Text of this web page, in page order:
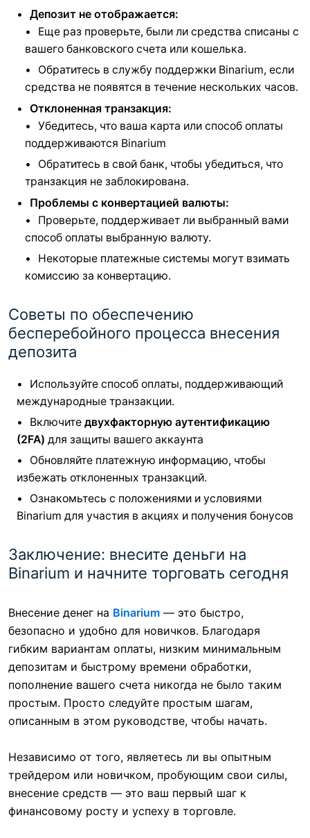
Депозит не отображается:
Еще раз проверьте, были ли средства списаны с
вашего банковского счета или кошелька.
Обратитесь в службу поддержки Binarium, если
средства не появятся в течение нескольких часов.
Отклоненная транзакция:
Убедитесь, что ваша карта или способ оплаты
поддерживаются Binarium
Обратитесь в свой банк, чтобы убедиться, что
транзакция не заблокирована.
Проблемы с конвертацией валюты:
Проверьте, поддерживает ли выбранный вами
способ оплаты выбранную валюту.
Некоторые платежные системы могут взимать
комиссию за конвертацию.
Советы по обеспечению
бесперебойного процесса внесения
депозита
Используйте способ оплаты, поддерживающий
международные транзакции.
Включите двухфакторную аутентификацию
(2FA) для защиты вашего аккаунта
Обновляйте платежную информацию, чтобы
избежать отклоненных транзакций.
Ознакомьтесь с положениями и условиями
Binarium для участия в акциях и получения бонусов
Заключение: внесите деньги на
Binarium и начните торговать сегодня
Внесение денег на Binarium — это быстро,
безопасно и удобно для новичков. Благодаря
гибким вариантам оплаты, низким минимальным
депозитам и быстрому времени обработки,
пополнение вашего счета никогда не было таким
простым. Просто следуйте простым шагам,
описанным в этом руководстве, чтобы начать.
Независимо от того, являетесь ли вы опытным
трейдером или новичком, пробующим свои силы,
внесение средств — это ваш первый шаг к
финансовому росту и успеху в торговле.